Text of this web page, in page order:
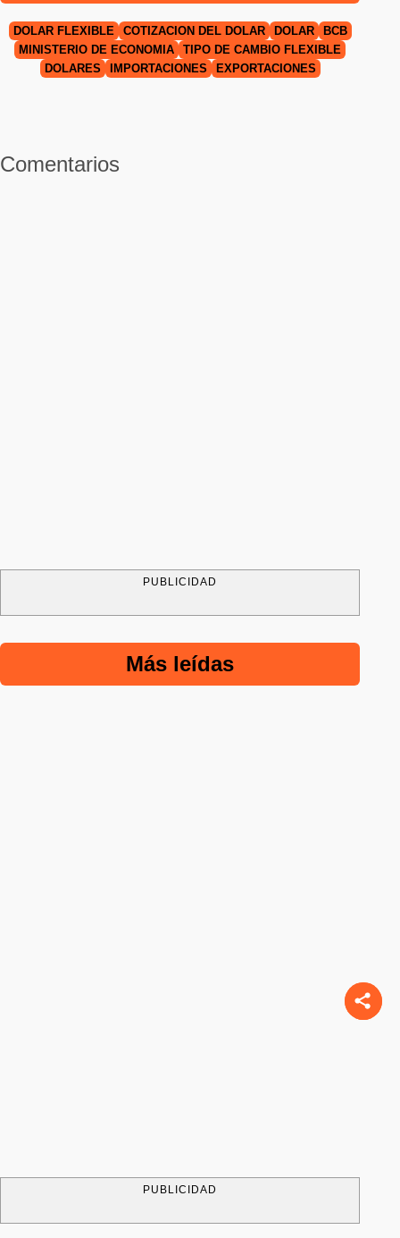
DOLAR FLEXIBLE COTIZACIÓN DEL DÓLAR DÓLAR
BCB
MINISTERIO DE ECONOMÍA
TIPO DE CAMBIO FLEXIBLE
DÓLARES
IMPORTACIONES EXPORTACIONES
Comentarios
PUBLICIDAD
Más leídas
PUBLICIDAD